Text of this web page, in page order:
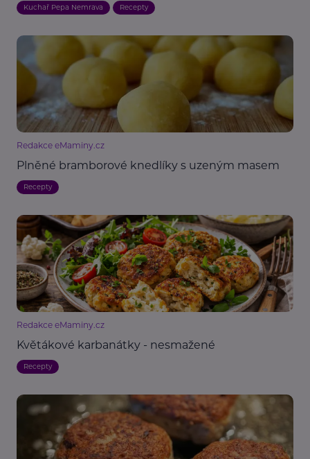
Kuchař Pepa Nemrava Recepty
Redakce eMaminy.cz
Plněné bramborové knedlíky s uzeným masem
Recepty
Redakce eMaminy.cz
Květákové karbanátky - nesmažené
Recepty